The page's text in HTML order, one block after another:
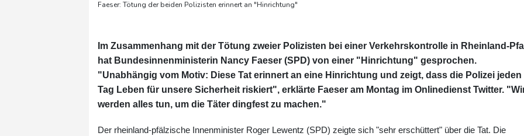
Faeser: Tötung der beiden Polizisten erinnert an "Hinrichtung"
Im Zusammenhang mit der Tötung zweier Polizisten bei einer Verkehrskontrolle in Rheinland-
hat Bundesinnenministerin Nancy Faeser (SPD) von einer "Hinrichtung" gesprochen.
"Unabhängig vom Motiv: Diese Tat erinnert an eine Hinrichtung und zeigt, dass die Polizei jeden
Tag Leben für unsere Sicherheit riskiert", erklärte Faeser am Montag im Onlinedienst Twitter.
werden alles tun, um die Täter dingfest zu machen."
Der rheinland-pfälzische Innenminister Roger Lewentz (SPD) zeigte sich "sehr erschüttert" über die Tat. Die